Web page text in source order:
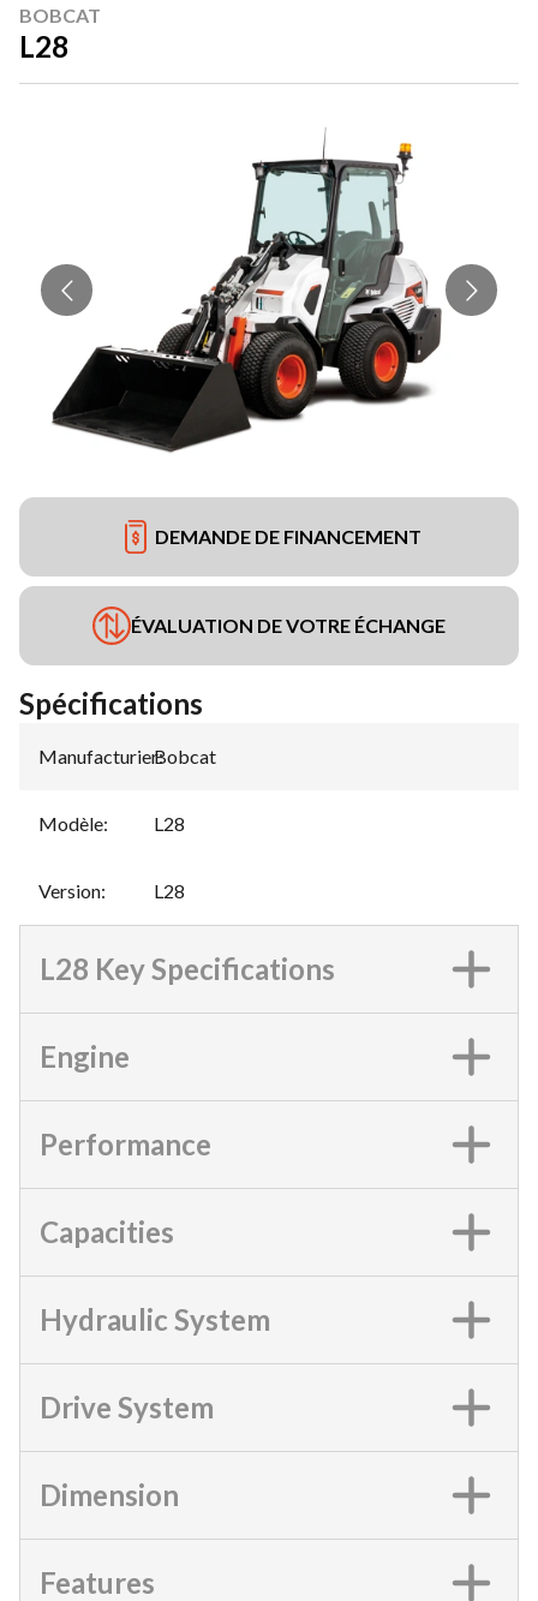
BOBCAT
L28
DEMANDE DE FINANCEMENT
ÉVALUATION DE VOTRE ÉCHANGE
Spécifications
Manufacturier:
Bobcat
Modèle: L28
Version: L28
L28 Key Specifications
Engine
Performance
Capacities
Hydraulic System
Drive System
Dimension
Features